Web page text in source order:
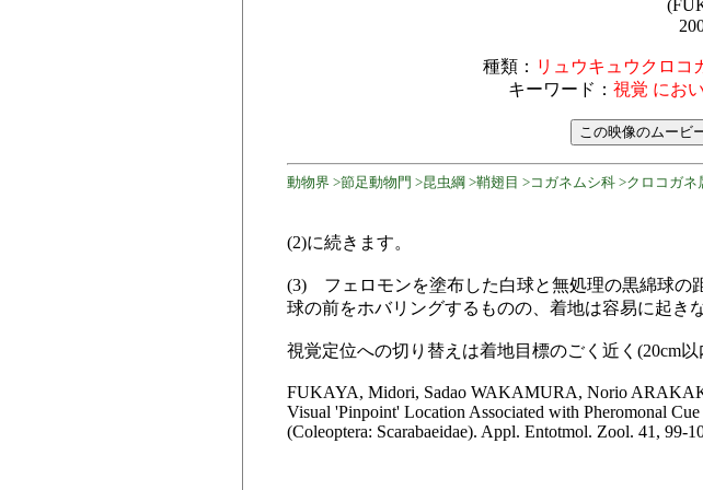
種類： リュウキュウクロコ
キーワード： 視覚 にお
動物界 >節足動物門 >昆虫綱 >鞘翅目 >コガネムシ科 >クロコガネ
(2)に続きます。
(3) フェロモンを塗布した白球と無処理の黒綿球の
球の前をホバリングするものの、着地は容易に起きな
視覚定位への切り替えは着地目標のごく近く(20cm
FUKAYA, Midori, Sadao WAKAMURA, Norio
Visual 'Pinpoint' Location Associated with Pheromonal
(Coleoptera: Scarabaeidae). Appl. Entotmol. Zool. 41, 99-